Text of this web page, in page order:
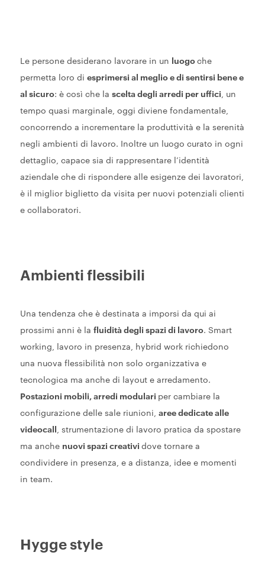
Le persone desiderano lavorare in un luogo che
permetta loro di esprimersi al meglio e di sentirsi bene e
al sicuro: è così che la scelta degli arredi per uffici, un
tempo quasi marginale, oggi diviene fondamentale,
concorrendo a incrementare la produttività e la serenità
negli ambienti di lavoro. Inoltre un luogo curato in ogni
dettaglio, capace sia di rappresentare l’identità
aziendale che di rispondere alle esigenze dei lavoratori,
è il miglior biglietto da visita per nuovi potenziali clienti
e collaboratori.
Ambienti flessibili
Una tendenza che è destinata a imporsi da qui ai
prossimi anni è la fluidità degli spazi di lavoro. Smart
working, lavoro in presenza, hybrid work richiedono
una nuova flessibilità non solo organizzativa e
tecnologica ma anche di layout e arredamento.
Postazioni mobili, arredi modulari per cambiare la
configurazione delle sale riunioni, aree dedicate alle
videocall , strumentazione di lavoro pratica da spostare
ma anche nuovi spazi creativi dove tornare a
condividere in presenza, e a distanza, idee e momenti
in team.
Hygge style